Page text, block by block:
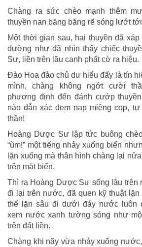
Chàng ra sức chèo mạnh thêm
thuyền nan băng băng rẽ sóng lướt
Một thời gian sau, hai thuyền đã
dường như đã nhìn thấy chiếc
Sư, liền trên lầu canh phất cờ ra hiệu.
Đào Hoa đảo chủ dư hiểu đấy là tín
mình, chàng không ngớt cười
phương định đến đánh cướp
nào dẫn xác đem nạp miệng cọp,
thần!
Hoàng Dược Sư lập tức buông
“ùm!” một tiếng nhảy xuống biển
lặn xuống mà thân hình chàng lại
trên mặt biển.
Thì ra Hoàng Dược Sư sống lâu trên
đi lại trên nước, đã quen kỹ thuật
thể lặn sâu đi dưới đáy nước luôn
xem nước xanh tường sóng như
trên đất liền.
Chàng khi nãy vừa nhảy xuống